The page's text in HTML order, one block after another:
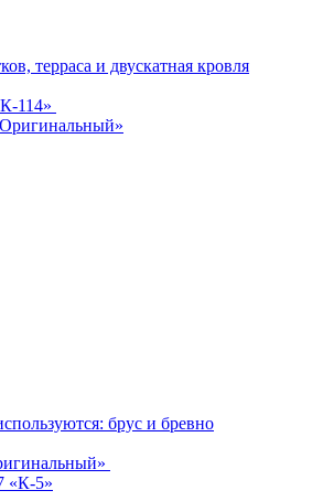
терраса и двускатная кровля
114»
брус и бревно